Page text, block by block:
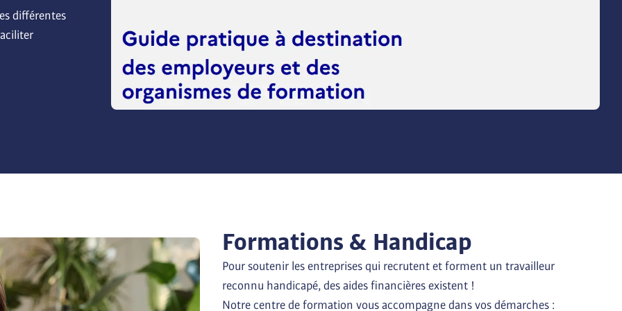
différentes
Formations & Handicap
Pour soutenir les entreprises qui recrutent et forment un travailleur
reconnu handicapé, des aides financières existent !
Notre centre de formation vous accompagne dans vos démarches :